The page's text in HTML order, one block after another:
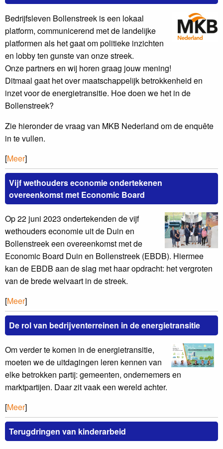
Bedrijfsleven Bollenstreek is een lokaal
platform, communicerend met de landelijke
platformen als het gaat om politieke inzichten
en lobby ten gunste van onze streek.
Onze partners en wij horen graag jouw mening!
Ditmaal gaat het over maatschappelijk betrokkenheid en
inzet voor de energietransitie. Hoe doen we het in de
Bollenstreek?
Zie hieronder de vraag van MKB Nederland om de enquête
in te vullen.
[Meer]
Vijf wethouders economie ondertekenen
overeenkomst met Economic Board
Op 22 juni 2023 ondertekenden de vijf
wethouders economie uit de Duin en
Bollenstreek een overeenkomst met de
Economic Board Duin en Bollenstreek (EBDB). Hiermee
kan de EBDB aan de slag met haar opdracht: het vergroten
van de brede welvaart in de streek.
[Meer]
De rol van bedrijventerreinen in de energietransitie
Om verder te komen in de energietransitie,
moeten we de uitdagingen leren kennen van
elke betrokken partij: gemeenten, ondernemers en
marktpartijen. Daar zit vaak een wereld achter.
[Meer]
Terugdringen van kinderarbeid